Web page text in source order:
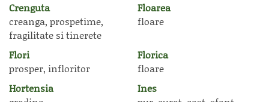
Crenguta
creanga, prospetime,
fragilitate si tinerete
Floarea
floare
Flori
prosper, infloritor
Florica
floare
Hortensia
Ines